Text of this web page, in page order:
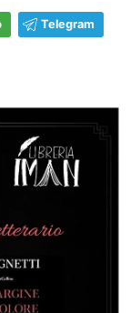
Telegram